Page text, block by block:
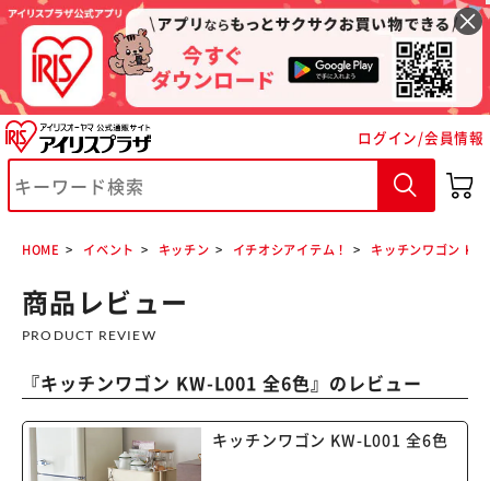
ログイン/会員情報
HOME イベント キッチン イチオシアイテム！ キッチンワゴン
商品レビュー
PRODUCT REVIEW
『キッチンワゴン KW-L001 全6色』のレビュー
キッチンワゴン KW-L001 全6色